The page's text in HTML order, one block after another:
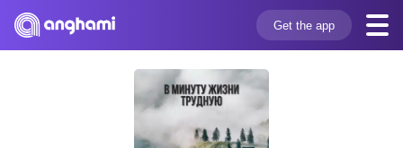
Get the app